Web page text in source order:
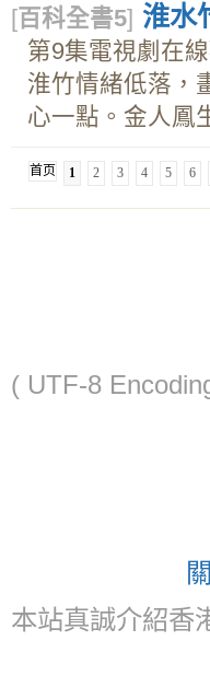
[百科全書5] 淮水
第9集電視劇在
淮竹情緒低落，
心一點。金人鳳
首页 1 2 3 4 5 6
( UTF-8
本站真誠介紹香